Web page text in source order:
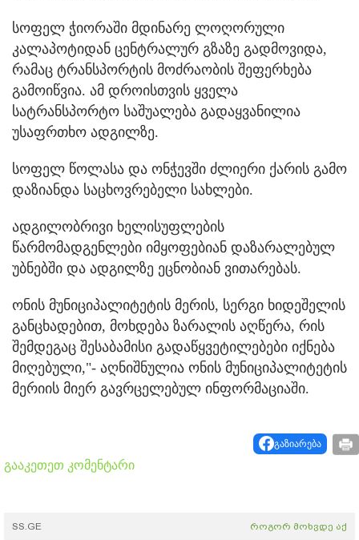
სოფელ ჭიორაში მდინარე ლოღორული
კალაპოტიდან ცენტრალურ გზაზე გადმოვიდა,
რამაც ტრანსპორტის მოძრაობის შეფერხება
გამოიწვია. ამ დროისთვის ყველა
სატრანსპორტო საშუალება გადაყვანილია
უსაფრთხო ადგილზე.
სოფელ წოლასა და ონჭევში ძლიერი ქარის გამო
დაზიანდა საცხოვრებელი სახლები.
ადგილობრივი ხელისუფლების
წარმომადგენლები იმყოფებიან დაზარალებულ
უბნებში და ადგილზე ეცნობიან ვითარებას.
ონის მუნიციპალიტეტის მერის, სერგი ხიდეშელის
განცხადებით, მოხდება ზარალის აღწერა, რის
შემდეგაც შესაბამისი გადაწყვეტილებები იქნება
მიღებული,"- აღნიშნულია ონის მუნიციპალიტეტის
მერიის მიერ გავრცელებულ ინფორმაციაში.
გაზიარება
გააკეთეთ კომენტარი
SS.GE როგორ მოხვდე აქ